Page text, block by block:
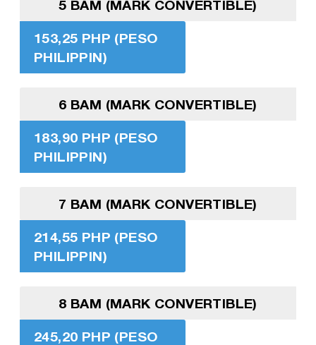
5 BAM (MARK CONVERTIBLE)
153,25 PHP (PESO
PHILIPPIN)
6 BAM (MARK CONVERTIBLE)
183,90 PHP (PESO
PHILIPPIN)
7 BAM (MARK CONVERTIBLE)
214,55 PHP (PESO
PHILIPPIN)
8 BAM (MARK CONVERTIBLE)
245,20 PHP (PESO